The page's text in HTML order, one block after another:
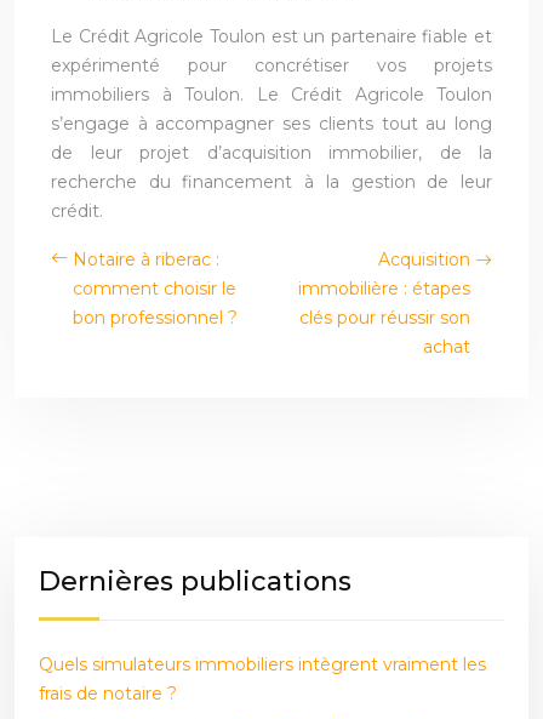
Le Crédit Agricole Toulon est un partenaire fiable et
expérimenté pour concrétiser vos projets
immobiliers à Toulon. Le Crédit Agricole Toulon
s’engage à accompagner ses clients tout au long
de leur projet d’acquisition immobilier, de la
recherche du financement à la gestion de leur
crédit.
Notaire à riberac :
comment choisir le
bon professionnel ?
Acquisition
immobilière : étapes
clés pour réussir son
achat
Dernières publications
Quels simulateurs immobiliers intègrent vraiment les
frais de notaire ?